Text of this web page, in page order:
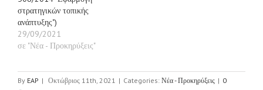
στρατηγικών τοπικής
ανάπτυξης")
29/09/2021
σε "Νέα - Προκηρύξεις"
By EAP | Οκτώβριος 11th, 2021 | Categories: Νέα - Προκηρύξεις | 0